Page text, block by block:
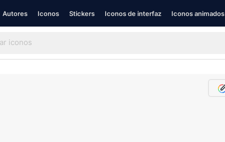
Autores Iconos Stickers Iconos de interfaz Iconos animados